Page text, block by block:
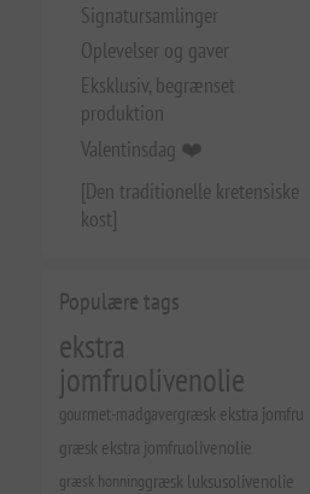
Signatursamlinger
Oplevelser og gaver
Eksklusiv, begrænset
produktion
Valentinsdag ❤️
[Den traditionelle kretensiske
kost]
Populære tags
ekstra
jomfruolivenolie
gourmet-madgavergræsk ekstra jomfru
græsk ekstra jomfruolivenolie
græsk honninggræsk luksusolivenolie